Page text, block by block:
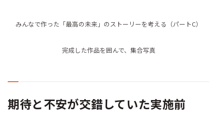
みんなで作った「最高の未来」のストーリーを考える（パートC）
完成した作品を囲んで、集合写真
期待と不安が交錯していた実施前